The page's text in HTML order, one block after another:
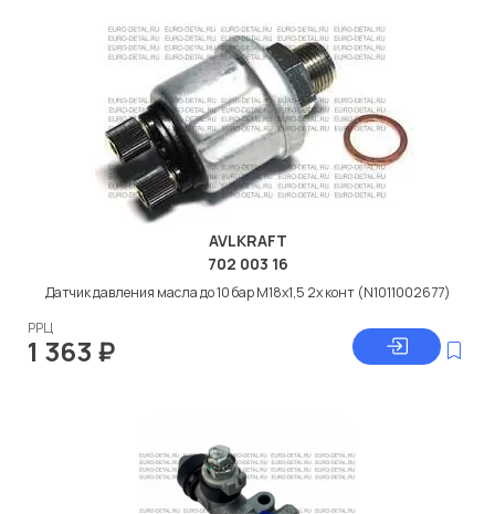
AVLKRAFT
702 003 16
Датчик давления масла до 10 бар M18x1,5 2х конт (N1011002677)
РРЦ
1 363 ₽